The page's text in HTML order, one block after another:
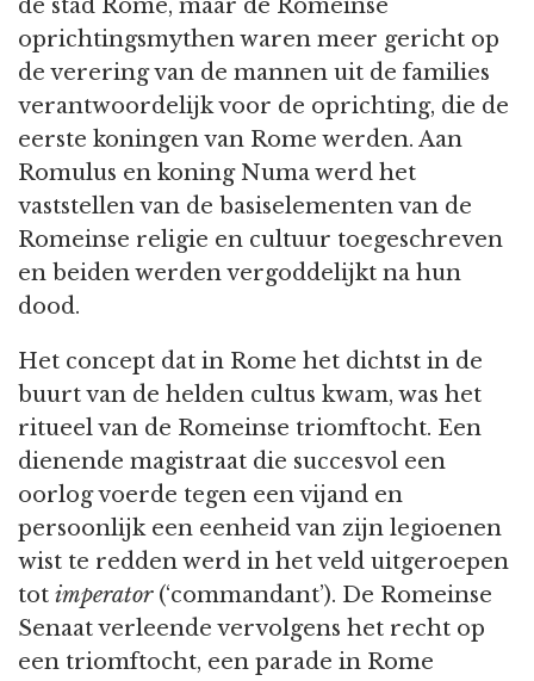
de stad Rome, maar de Romeinse
oprichtingsmythen waren meer gericht op
de verering van de mannen uit de families
verantwoordelijk voor de oprichting, die de
eerste koningen van Rome werden. Aan
Romulus en koning Numa werd het
vaststellen van de basiselementen van de
Romeinse religie en cultuur toegeschreven
en beiden werden vergoddelijkt na hun
dood.
Het concept dat in Rome het dichtst in de
buurt van de helden cultus kwam, was het
ritueel van de Romeinse triomftocht. Een
dienende magistraat die succesvol een
oorlog voerde tegen een vijand en
persoonlijk een eenheid van zijn legioenen
wist te redden werd in het veld uitgeroepen
tot imperator (‘commandant’). De Romeinse
Senaat verleende vervolgens het recht op
een triomftocht, een parade in Rome